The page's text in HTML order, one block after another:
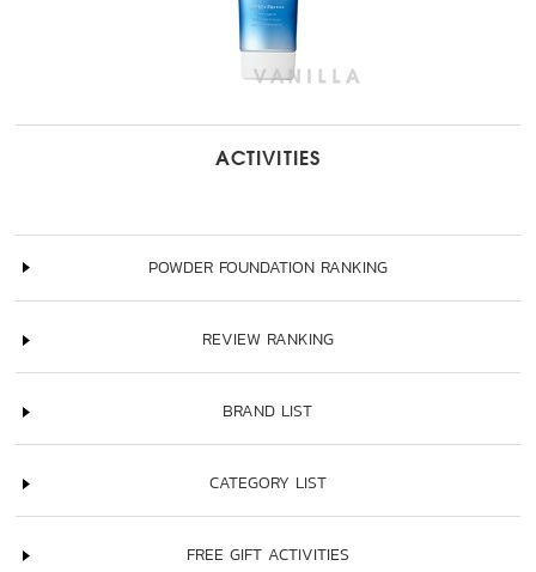
ACTIVITIES
POWDER FOUNDATION RANKING
REVIEW RANKING
BRAND LIST
CATEGORY LIST
FREE GIFT ACTIVITIES